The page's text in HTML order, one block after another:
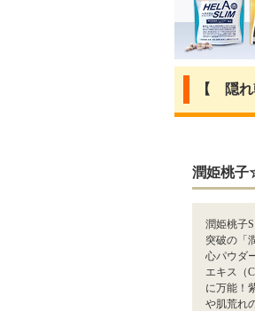
【 隠れ
潤姫桃子
潤姫桃子
突破の「
心パウダ
エキス（
に万能！
や肌荒れ